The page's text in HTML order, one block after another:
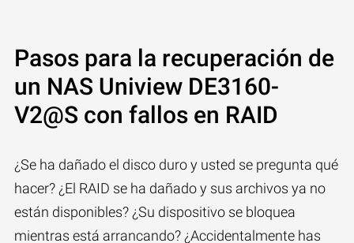
Pasos para la recuperación de
un NAS Uniview DE3160-
V2@S con fallos en RAID
¿Se ha dañado el disco duro y usted se pregunta qué
hacer? ¿El RAID se ha dañado y sus archivos ya no
están disponibles? ¿Su dispositivo se bloquea
mientras está arrancando? ¿Accidentalmente has